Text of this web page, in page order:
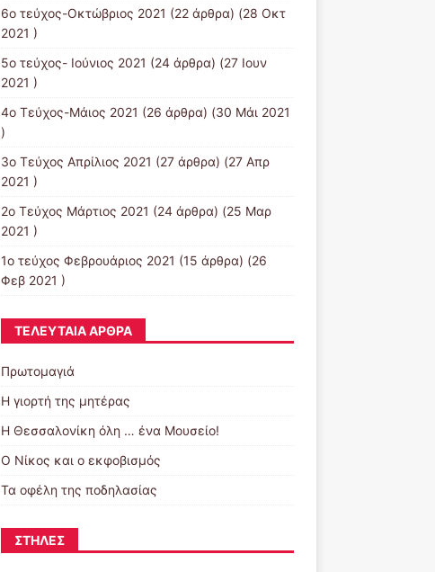
6ο τεύχος-Οκτώβριος 2021 (22 άρθρα) (28 Οκτ
2021 )
5ο τεύχος- Ιούνιος 2021 (24 άρθρα) (27 Ιουν
2021 )
4o Tεύχος-Μάιος 2021 (26 άρθρα) (30 Μάι 2021
)
3ο Τεύχος Απρίλιος 2021 (27 άρθρα) (27 Απρ
2021 )
2o Tεύχος Μάρτιος 2021 (24 άρθρα) (25 Μαρ
2021 )
1ο τεύχος Φεβρουάριος 2021 (15 άρθρα) (26
Φεβ 2021 )
ΤΕΛΕΥΤΑΊΑ ΆΡΘΡΑ
Πρωτομαγιά
Η γιορτή της μητέρας
Η Θεσσαλονίκη όλη … ένα Μουσείο!
Ο Νίκος και ο εκφοβισμός
Τα οφέλη της ποδηλασίας
ΣΤΉΛΕΣ